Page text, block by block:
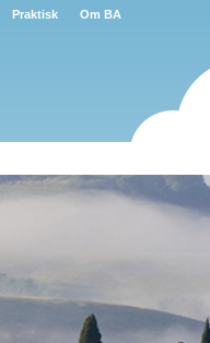
Praktisk Om BA